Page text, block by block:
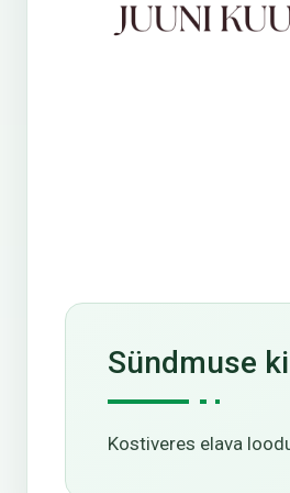
Sündmuse
Kostiveres elava